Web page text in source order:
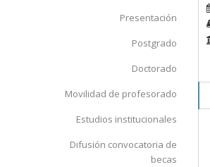
Presentación
Postgrado
Doctorado
Movilidad de profesorado
Estudios institucionales
Difusión convocatoria de
becas